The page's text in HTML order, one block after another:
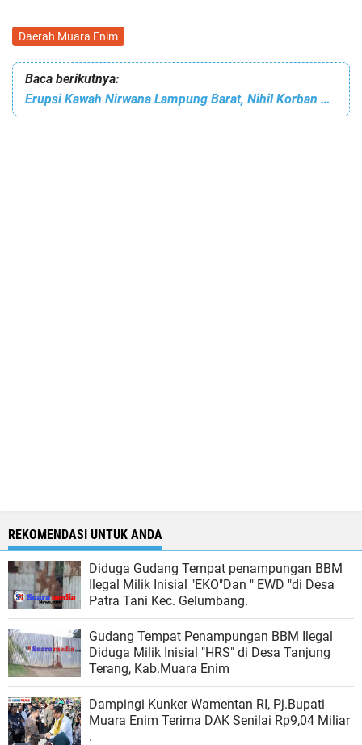
Daerah Muara Enim
Baca berikutnya:
Erupsi Kawah Nirwana Lampung Barat, Nihil Korban Jiwa
REKOMENDASI UNTUK ANDA
Diduga Gudang Tempat penampungan BBM
Ilegal Milik Inisial "EKO"Dan " EWD "di Desa
Patra Tani Kec. Gelumbang.
Gudang Tempat Penampungan BBM Ilegal
Diduga Milik Inisial "HRS" di Desa Tanjung
Terang, Kab.Muara Enim
Dampingi Kunker Wamentan RI, Pj.Bupati
Muara Enim Terima DAK Senilai Rp9,04 Miliar
.